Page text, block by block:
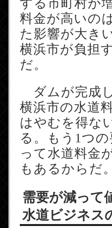
する市町村が
料金が高いの
た影響が大き
横浜市が負担
だ。
ダムが完成
横浜市の水道
はやむを得な
る。もう1つ
って水道料金
もあるからだ。
需要が減って
水道ビジネス